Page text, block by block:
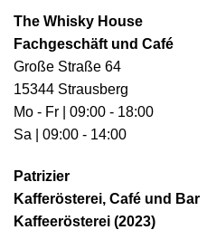
The Whisky House
Fachgeschäft und Café
Große Straße 64
15344 Strausberg
Mo - Fr | 09:00 - 18:00
Sa | 09:00 - 14:00
Patrizier
Kafferösterei, Café und Bar
Kaffeerösterei (2023)